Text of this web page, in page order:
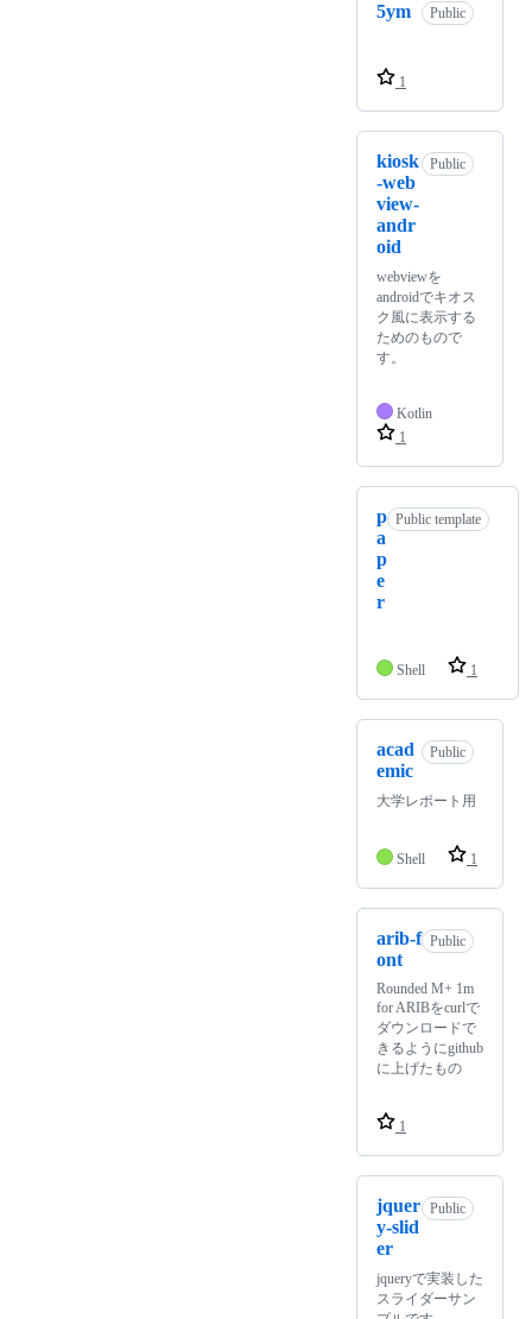
5ym Public
1
kiosk
-web
view-
andr
oid
Public
webviewを
androidでキオス
ク風に表示する
ためのもので
す。
Kotlin
1
p
a
p
e
r
Public template
Shell 1
acad
emic
Public
大学レポート用
Shell 1
arib-f
ont
Public
Rounded M+ 1m
for ARIBをcurlで
ダウンロードで
きるようにgithub
に上げたもの
1
jquer
y-slid
er
Public
jqueryで実装した
スライダーサン